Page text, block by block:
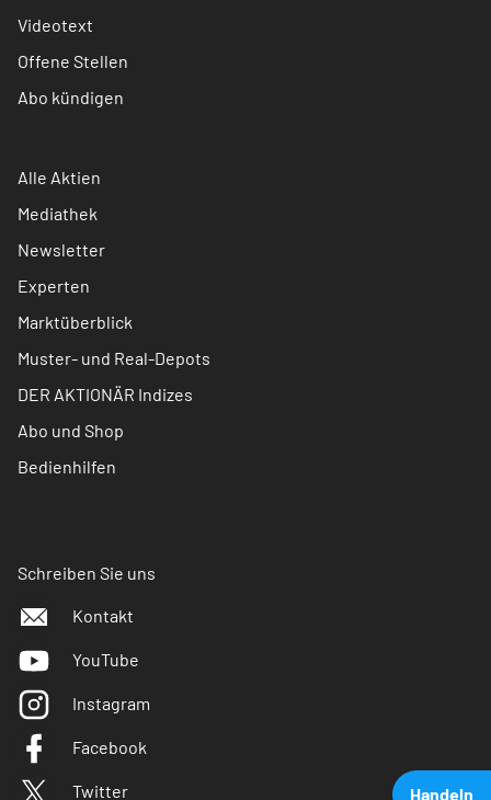
Handeln
Videotext
Offene Stellen
Abo kündigen
Alle Aktien
Mediathek
Newsletter
Experten
Marktüberblick
Muster- und Real-Depots
DER AKTIONÄR Indizes
Abo und Shop
Bedienhilfen
Schreiben Sie uns
Kontakt
YouTube
Instagram
Facebook
Twitter